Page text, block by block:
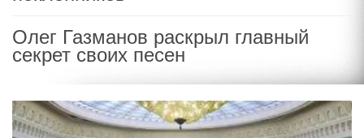
Олег Газманов раскрыл главный
секрет своих песен